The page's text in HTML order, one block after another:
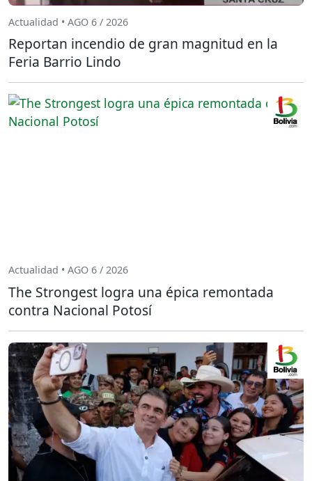
Actualidad • AGO 6 / 2026
Reportan incendio de gran magnitud en la
Feria Barrio Lindo
Actualidad • AGO 6 / 2026
The Strongest logra una épica remontada
contra Nacional Potosí